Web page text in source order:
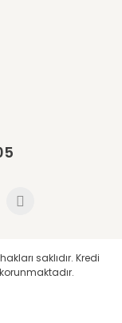
saklıdır. Kredi